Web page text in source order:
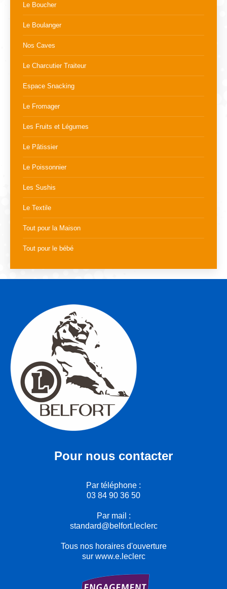
Le Boucher
Le Boulanger
Nos Caves
Le Charcutier Traiteur
Espace Snacking
Le Fromager
Les Fruits et Légumes
Le Pâtissier
Le Poissonnier
Les Sushis
Le Textile
Tout pour la Maison
Tout pour le bébé
Pour nous contacter
Par téléphone :
03 84 90 36 50
Par mail :
standard@belfort.leclerc
Tous nos horaires d'ouverture
sur www.e.leclerc